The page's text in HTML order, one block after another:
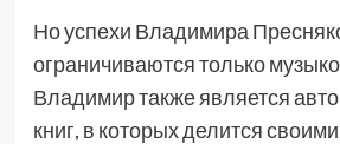
Но успехи Владимира
ограничиваются только
Владимир также является
книг, в которых делится